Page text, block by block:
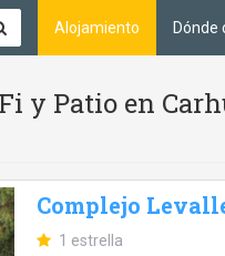
Alojamiento Dónde
y Patio en
Complejo
1 estrella